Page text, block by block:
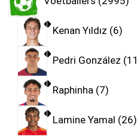
Kenan Yıldız 6
Pedri González 11
Raphinha 7
Lamine Yamal 26